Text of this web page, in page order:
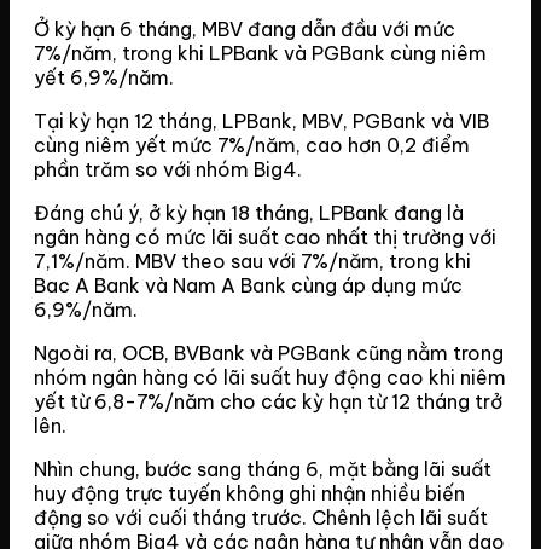
Ở kỳ hạn 6 tháng, MBV đang dẫn đầu với mức
7%/năm, trong khi LPBank và PGBank cùng niêm
yết 6,9%/năm.
Tại kỳ hạn 12 tháng, LPBank, MBV, PGBank và VIB
cùng niêm yết mức 7%/năm, cao hơn 0,2 điểm
phần trăm so với nhóm Big4.
Đáng chú ý, ở kỳ hạn 18 tháng, LPBank đang là
ngân hàng có mức lãi suất cao nhất thị trường với
7,1%/năm. MBV theo sau với 7%/năm, trong khi
Bac A Bank và Nam A Bank cùng áp dụng mức
6,9%/năm.
Ngoài ra, OCB, BVBank và PGBank cũng nằm trong
nhóm ngân hàng có lãi suất huy động cao khi niêm
yết từ 6,8-7%/năm cho các kỳ hạn từ 12 tháng trở
lên.
Nhìn chung, bước sang tháng 6, mặt bằng lãi suất
huy động trực tuyến không ghi nhận nhiều biến
động so với cuối tháng trước. Chênh lệch lãi suất
giữa nhóm Big4 và các ngân hàng tư nhân vẫn dao